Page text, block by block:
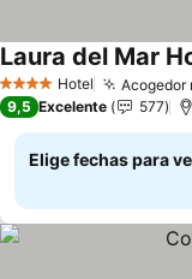
4 EstrellasHotel Acogedor
Laura del Mar
9,5 Excelente 577
Elige fechas para